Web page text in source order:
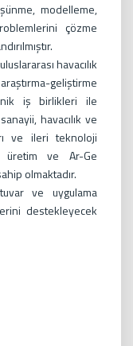
modelleme,
çözme
havacılık
geliştirme
iş birlikleri ile
havacılık ve
ve ileri teknoloji
üretim ve Ar-Ge
olmaktadır.
ve uygulama
destekleyecek